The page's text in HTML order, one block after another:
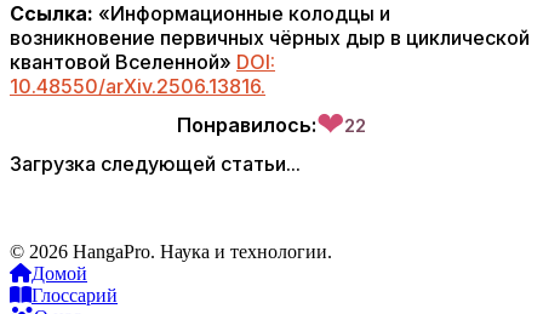
Ссылка: «Информационные колодцы и
возникновение первичных чёрных дыр в циклической
квантовой Вселенной» DOI:
10.48550/arXiv.2506.13816.
Понравилось:❤22
Загрузка следующей статьи...
© 2026 HangaPro. Наука и технологии.
Домой
Глоссарий